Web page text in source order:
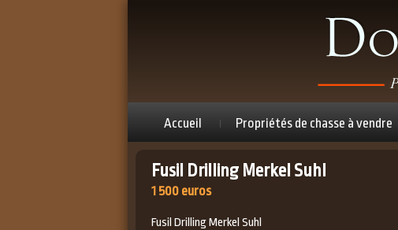
Accueil Propriétés de chasse à vendre
Fusil Drilling Merkel Suhl
1 500 euros
Fusil Drilling Merkel Suhl